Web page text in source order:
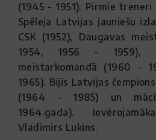
(1945 - 1951). Pirmie treneri
Spēleja Latvijas jauniešu
CSK (1952), Daugavas
1954, 1956 - 1959),
meistarkomandā (1960 -
1965). Bijis Latvijas
(1964 - 1985) un
1964.gada).
Vladimirs Lukins.